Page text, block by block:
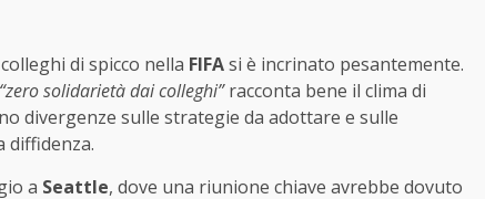
di spicco nella FIFAsi è incrinato pesantemente.
“zero solidarietà dai colleghi”racconta bene il clima di
divergenze sulle strategie da adottare e sulle
diffidenza.
a Seattle, dove una riunione chiave avrebbe dovuto